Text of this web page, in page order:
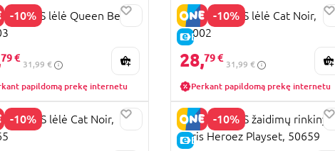
-10%
lėlė Queen Bee,
79 €
31,99 €
papildomą prekę internetu
-10%
E-KAINA
MIRACULOUS lėlė Cat Noir,
50002
28,79 €
31,99 €
Perkant papildomą prekę internetu
-10%
lėlė Cat Noir,
-10%
E-KAINA
MIRACULOUS žaidimų rinkinys
Paris Heroez Playset, 50659